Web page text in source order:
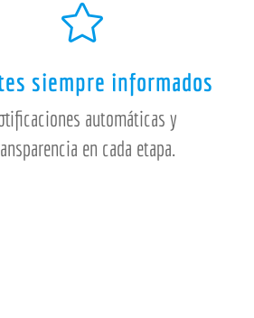

siempre informados
automáticas y
en cada etapa.